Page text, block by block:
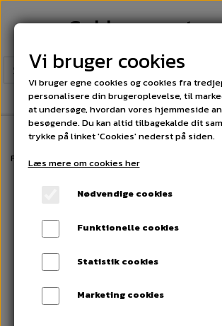
Forside Herre Uldstrømper. Fri fragt på alle
Vi bruger cookies
Vi bruger egne cookies og cookies fra
personalisere din brugeroplevelse, til
at undersøge, hvordan vores hjemmeside
besøgende. Du kan altid tilbagekalde dit
trykke på linket 'Cookies' nederst på siden.
Læs mere om cookies her
Nødvendige cookies
Funktionelle cookies
Statistik cookies
Marketing cookies